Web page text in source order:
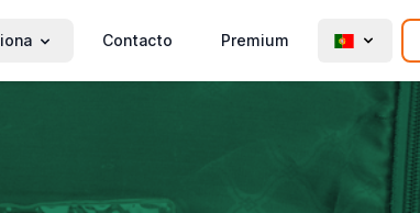
Contacto Premium